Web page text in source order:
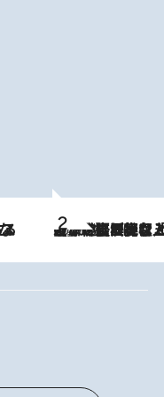
2026.8.5
【なぜ吉沢亮は「気配を消せる」のか？】興行収入208億の『国宝』を経て挑むミュージカル『ディア・エヴァン・ハンセン』。トップ俳優が舞台上でさらけ出した“孤独”とは